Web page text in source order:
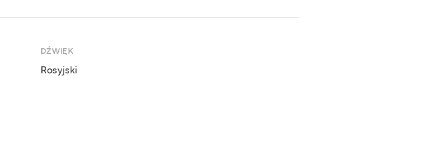
DŹWIĘK
Rosyjski